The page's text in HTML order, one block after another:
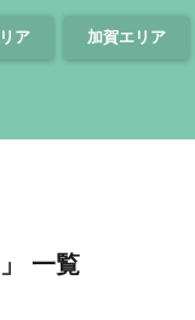
ア 加賀エリア
一覧